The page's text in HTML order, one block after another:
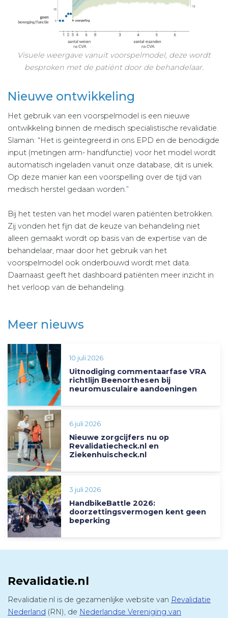
Visuele weergave vanuit voorspelmodel, deze wordt
besproken met de patiënt door de behandelaar.
Nieuwe ontwikkeling
Het gebruik van een voorspelmodel is een nieuwe
ontwikkeling binnen de medisch specialistische revalidatie.
Slaman: “Het is geïntegreerd in ons EPD en de benodigde
input (metingen arm- handfunctie) voor het model wordt
automatisch ingeladen vanuit onze database, dit is uniek.
Op deze manier kan een voorspelling over de tijd van
medisch herstel gedaan worden.”
Bij het testen van het model waren patiënten betrokken.
Zij vonden het fijn dat de keuze van behandeling niet
alleen gemaakt wordt op basis van de expertise van de
behandelaar, maar door het gebruik van het
voorspelmodel ook onderbouwd wordt met data.
Daarnaast geeft het dashboard patiënten meer inzicht in
het verloop van de behandeling.
Meer nieuws
10 juli 2026
Uitnodiging commentaarfase VRA
richtlijn Beenorthesen bij
neuromusculaire aandoeningen
6 juli 2026
Nieuwe zorgcijfers nu op
Revalidatiecheck.nl en
Ziekenhuischeck.nl
3 juli 2026
HandbikeBattle 2026:
doorzettingsvermogen kent geen
beperking
Revalidatie.nl
Revalidatie.nl is de gezamenlijke website van Revalidatie
Nederland (RN), de Nederlandse Vereniging van